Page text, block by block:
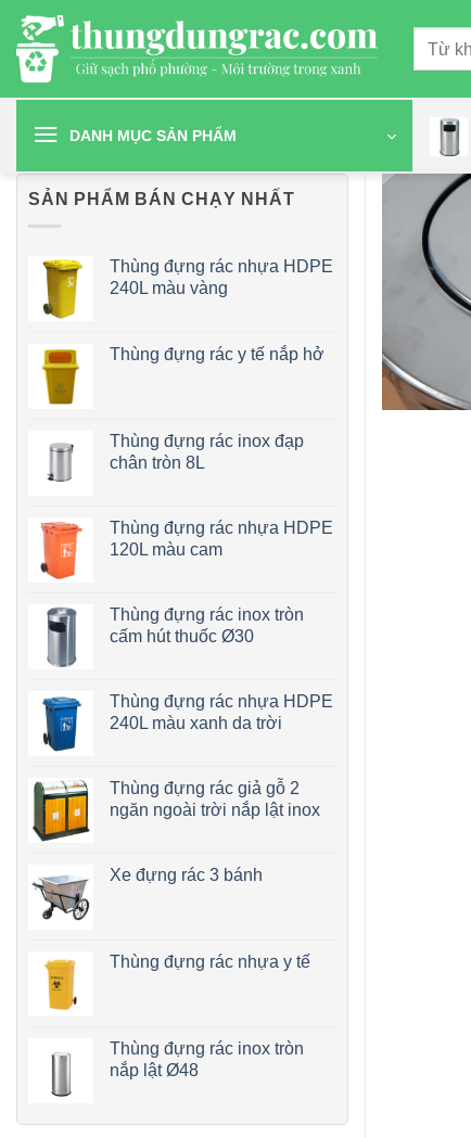
Chuyển
đến
nội
dung
kiếm:
DANH MỤC SẢN PHẨM
SẢN PHẨM BÁN CHẠY NHẤT
Thùng đựng rác nhựa HDPE
240L màu vàng
Thùng đựng rác y tế nắp hở
Thùng đựng rác inox đạp
chân tròn 8L
Thùng đựng rác nhựa HDPE
120L màu cam
Thùng đựng rác inox tròn
cấm hút thuốc Ø30
Thùng đựng rác nhựa HDPE
240L màu xanh da trời
Thùng đựng rác giả gỗ 2
ngăn ngoài trời nắp lật inox
Xe đựng rác 3 bánh
Thùng đựng rác nhựa y tế
Thùng đựng rác inox tròn
nắp lật Ø48